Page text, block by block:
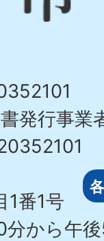
発行事業
1番1号
から午